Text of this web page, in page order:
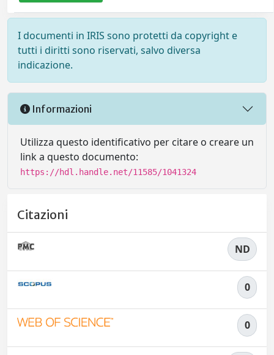
I documenti in IRIS sono protetti da copyright e
tutti i diritti sono riservati, salvo diversa
indicazione.
Informazioni
Utilizza questo identificativo per citare o creare un
link a questo documento:
https://hdl.handle.net/11585/1041324
Citazioni
ND
0
0